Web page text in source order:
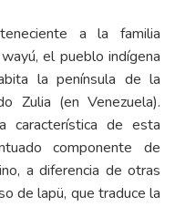
a la familia
el pueblo indígena
la península de la
Zulia (en Venezuela).
característica de esta
componente de
a diferencia de otras
de lapü, que traduce la